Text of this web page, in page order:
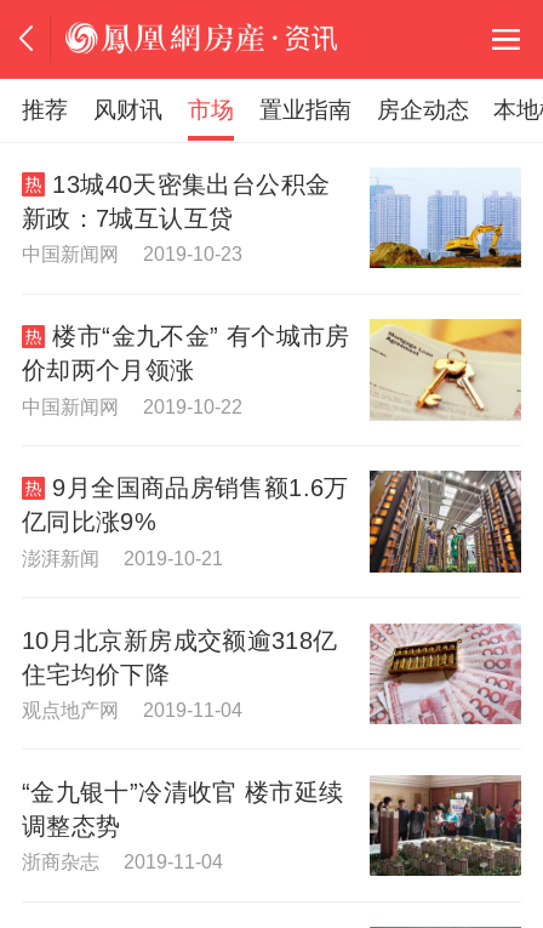
推荐 风财讯 市场 置业指南 房企动态 本
13城40天密集出台公积金
新政：7城互认互贷
中国新闻网 2019-10-23
楼市“金九不金” 有个城市房
价却两个月领涨
中国新闻网 2019-10-22
9月全国商品房销售额1.6万
亿同比涨9%
澎湃新闻 2019-10-21
10月北京新房成交额逾318亿
住宅均价下降
观点地产网 2019-11-04
“金九银十”冷清收官 楼市延续
调整态势
浙商杂志 2019-11-04